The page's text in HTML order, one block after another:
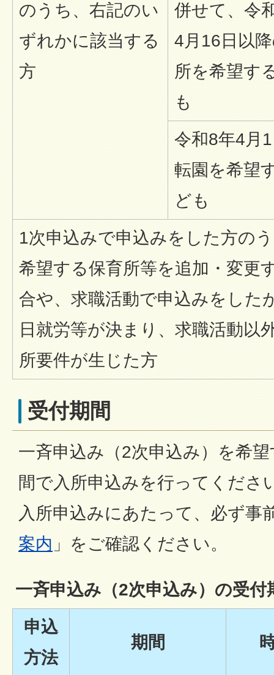
のうち、右記のい
ずれかに該当する
方
併せて、令
4月16日以
所を希望す
も
令和8年4月
転園を希望
ども
1次申込みで申込みをした方の
希望する保育所等を追加・変更
合や、求職活動で申込みをした
日就労等が決まり、求職活動以
所要件が生じた方
受付期間
一斉申込み（2次申込み）を希
間で入所申込みを行ってくださ
入所申込みにあたって、必ず事
案内 」をご確認ください。
一斉申込み（2次申込み）の受付
申込
方法
期間